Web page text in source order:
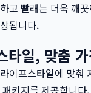
고 빨래는 더욱 깨
됩니다.
타일, 맞춤
이프스타일에 맞춰
키지를 제공합니다